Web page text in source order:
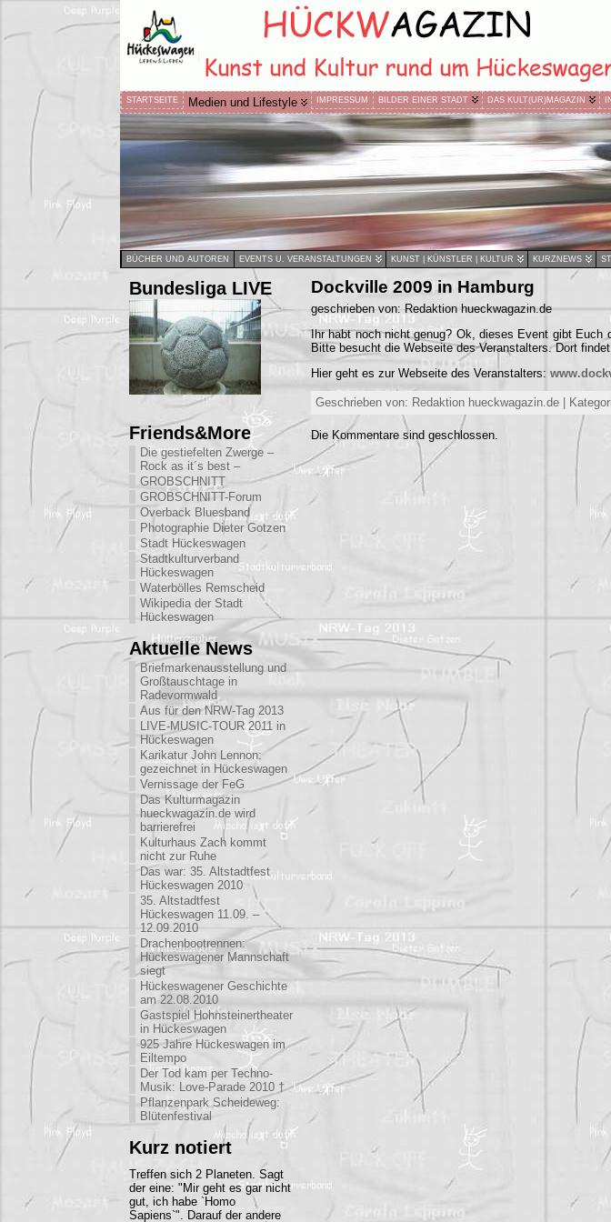
STARTSEITE Medien und Lifestyle IMPRESSUM BILDER EINER STADT DAS KULT(UR)MAGAZIN
BÜCHER UND AUTOREN EVENTS U. VERANSTALTUNGEN KUNST | KÜNSTLER | KULTUR KURZNEWS
Bundesliga LIVE
Friends&More
Die gestiefelten Zwerge –
Rock as it´s best –
GROBSCHNITT
GROBSCHNITT-Forum
Overback Bluesband
Photographie Dieter Gotzen
Stadt Hückeswagen
Stadtkulturverband
Hückeswagen
Waterbölles Remscheid
Wikipedia der Stadt
Hückeswagen
Aktuelle News
Briefmarkenausstellung und
Großtauschtage in
Radevormwald
Aus für den NRW-Tag 2013
LIVE-MUSIC-TOUR 2011 in
Hückeswagen
Karikatur John Lennon:
gezeichnet in Hückeswagen
Vernissage der FeG
Das Kulturmagazin
hueckwagazin.de wird
barrierefrei
Kulturhaus Zach kommt
nicht zur Ruhe
Das war: 35. Altstadtfest
Hückeswagen 2010
35. Altstadtfest
Hückeswagen 11.09. –
12.09.2010
Drachenbootrennen:
Hückeswagener Mannschaft
siegt
Hückeswagener Geschichte
am 22.08.2010
Gastspiel Hohnsteinertheater
in Hückeswagen
925 Jahre Hückeswagen im
Eiltempo
Der Tod kam per Techno-
Musik: Love-Parade 2010 †
Pflanzenpark Scheideweg:
Blütenfestival
Kurz notiert
Treffen sich 2 Planeten. Sagt
der eine: "Mir geht es gar nicht
gut, ich habe `Homo
Sapiens`". Darauf der andere
Dockville 2009 in Hamburg
geschrieben von: Redaktion hueckwagazin.de
Ihr habt noch nicht genug? Ok, dieses Event gibt Euch
Bitte besucht die Webseite des Veranstalters. Dort
Hier geht es zur Webseite des Veranstalters:
Geschrieben von: Redaktion hueckwagazin.de |
Die Kommentare sind geschlossen.